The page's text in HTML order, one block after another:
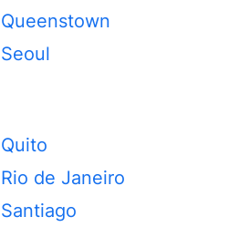
Queenstown
Seoul
Quito
Rio de Janeiro
Santiago